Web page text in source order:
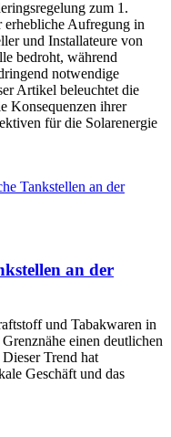
zum 1.
erhebliche Aufregung in
und Installateure von
bedroht, während
notwendige
Artikel beleuchtet die
Konsequenzen ihrer
für die Solarenergie
Tankstellen an der
an der
und Tabakwaren in
einen deutlichen
Trend hat
Geschäft und das